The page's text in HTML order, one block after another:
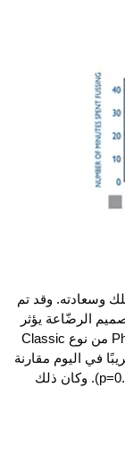
وسعادته. وقد تم
الرضّاعة يؤثر
في "سلوك الطفل". وقد أثبتت رضّاعة Philips Avent من نوع Classic
الاضطراب بـ 28 دقيقة تقريبًا في اليوم مقارنة
بالرضّاعات الأخرى (46 دقيقة مقابل 74 دقيقة، p=0.05). وكان ذلك